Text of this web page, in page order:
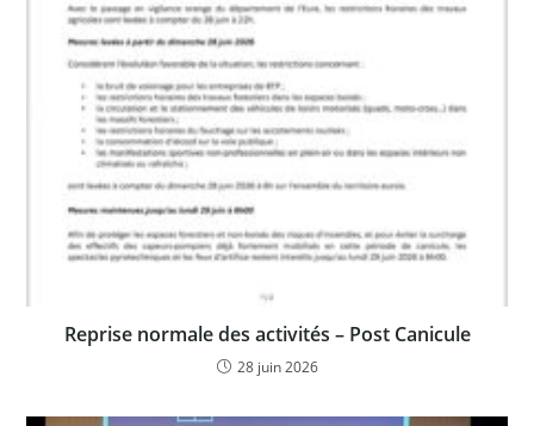
Reprise normale des activités – Post Canicule
28 juin 2026